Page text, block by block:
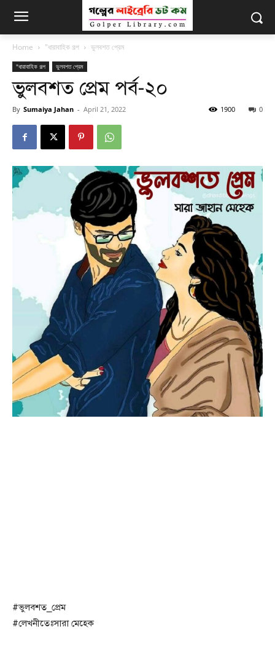
Home "ধারাবাহিক গল্প ভুলবশত প্রেম
"ধারাবাহিক গল্প ভুলবশত প্রেম
ভুলবশত প্রেম পর্ব-২০
By Sumaiya Jahan - April 21, 2022 0
1900
#ভুলবশত_প্রেম
#লেখনীতেঃসারা মেহেক